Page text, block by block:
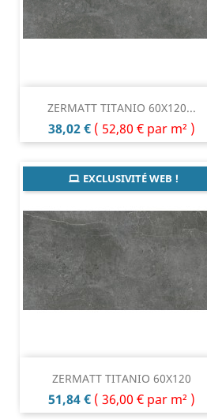
ZERMATT TITANIO 60X120...
Prix
38,02 € ( 52,80 € par m² )
ZERMATT TITANIO 60X120
Prix
51,84 € ( 36,00 € par m² )
EXCLUSIVITÉ WEB !